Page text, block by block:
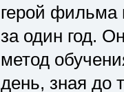
герой фильма
за один год.
метод
день, зная до